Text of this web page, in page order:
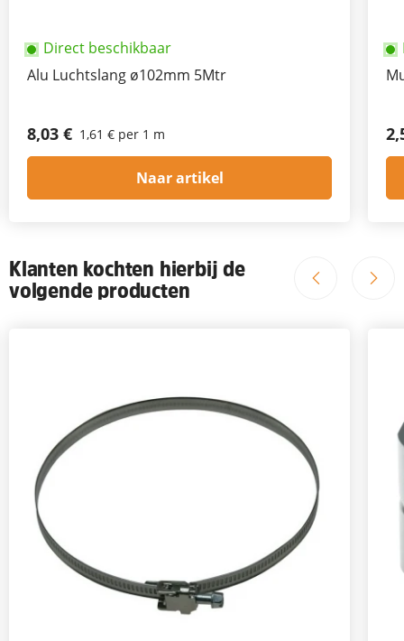
Direct beschikbaar
Alu Luchtslang ø102mm 5Mtr
8,03 € 1,61 € per 1 m
Naar artikel
Klanten kochten hierbij de
volgende producten